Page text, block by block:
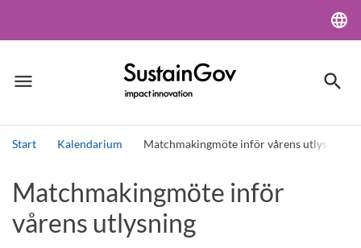
language
menu
Meny search
Sök
Start Kalendarium Matchmakingmöte inför vårens utlysning
Matchmakingmöte inför
vårens utlysning